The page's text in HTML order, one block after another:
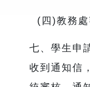
(四)教務處
七、學生申
收到通知信